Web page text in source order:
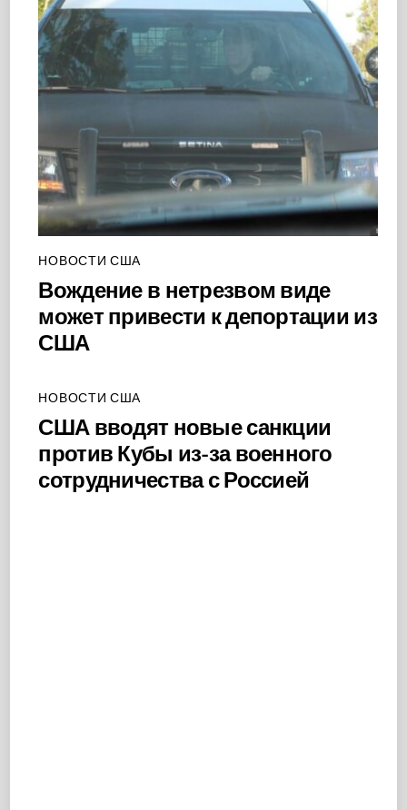
НОВОСТИ США
Вождение в нетрезвом виде
может привести к депортации из
США
НОВОСТИ США
США вводят новые санкции
против Кубы из-за военного
сотрудничества с Россией